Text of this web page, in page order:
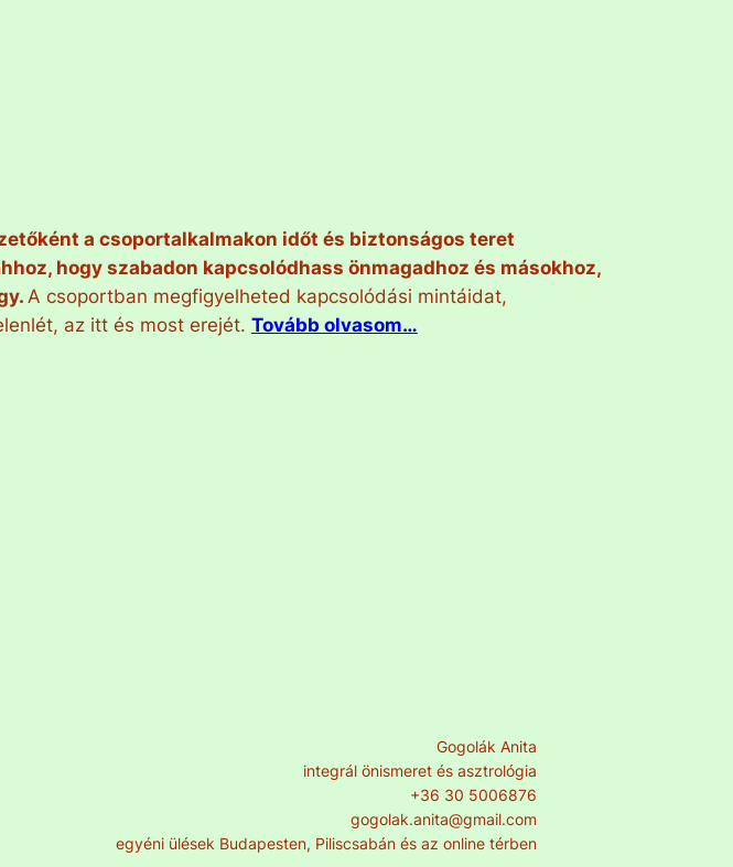
a csoportalkalmakon időt és biztonságos teret
hogy szabadon kapcsolódhass önmagadhoz és másokhoz,
A csoportban megfigyelheted kapcsolódási mintáidat,
az itt és most erejét. Tovább olvasom…
Gogolák Anita
integrál önismeret és asztrológia
+36 30 5006876
gogolak.anita@gmail.com
egyéni ülések Budapesten, Piliscsabán és az online térben